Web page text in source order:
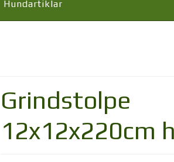
Hundartiklar
Grindstolpe
12x12x220cm